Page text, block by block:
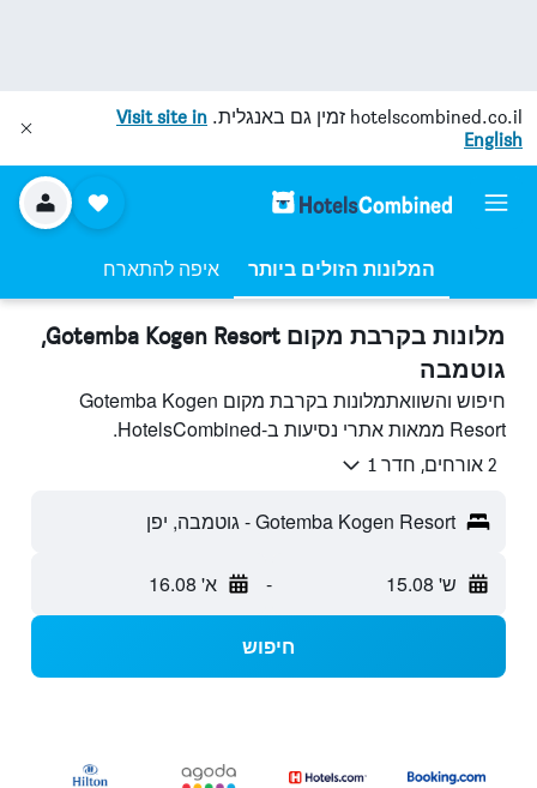
hotelscombined.co.il זמין גם באנגלית. Visit site in
English
המלונות הזולים ביותר איפה להתארח
מלונות בקרבת מקום Gotemba Kogen Resort,
גוטמבה
חיפוש והשוואתמלונות בקרבת מקום Gotemba Kogen
Resort ממאות אתרי נסיעות ב-HotelsCombined.
2 אורחים, חדר 1
Gotemba Kogen Resort - גוטמבה, יפן
ש' 15.08 - א' 16.08
חיפוש